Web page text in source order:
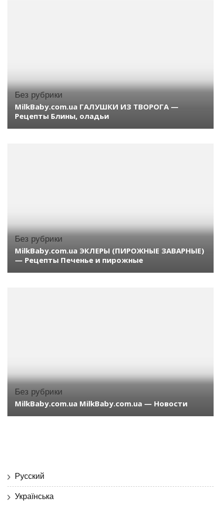
Без рубрики
MilkBaby.com.ua ГАЛУШКИ ИЗ ТВОРОГА —
Рецепты Блины, оладьи
Без рубрики
MilkBaby.com.ua ЭКЛЕРЫ (ПИРОЖНЫЕ ЗАВАРНЫЕ)
— Рецепты Печенье и пирожные
Без рубрики
MilkBaby.com.ua MilkBaby.com.ua — Новости
Русский
Українська